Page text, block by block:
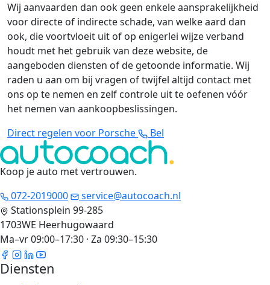
Wij aanvaarden dan ook geen enkele aansprakelijkheid
voor directe of indirecte schade, van welke aard dan
ook, die voortvloeit uit of op enigerlei wijze verband
houdt met het gebruik van deze website, de
aangeboden diensten of de getoonde informatie. Wij
raden u aan om bij vragen of twijfel altijd contact met
ons op te nemen en zelf controle uit te oefenen vóór
het nemen van aankoopbeslissingen.
Direct regelen voor Porsche
Bel
Koop je auto met vertrouwen.
072-2019000
service@autocoach.nl
Stationsplein 99-285
1703WE Heerhugowaard
Ma–vr 09:00–17:30 · Za 09:30–15:30
Diensten